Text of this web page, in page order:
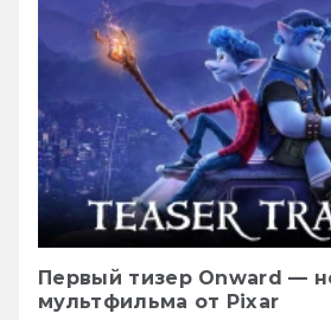
Первый тизер Onward —
мультфильма от Pixar